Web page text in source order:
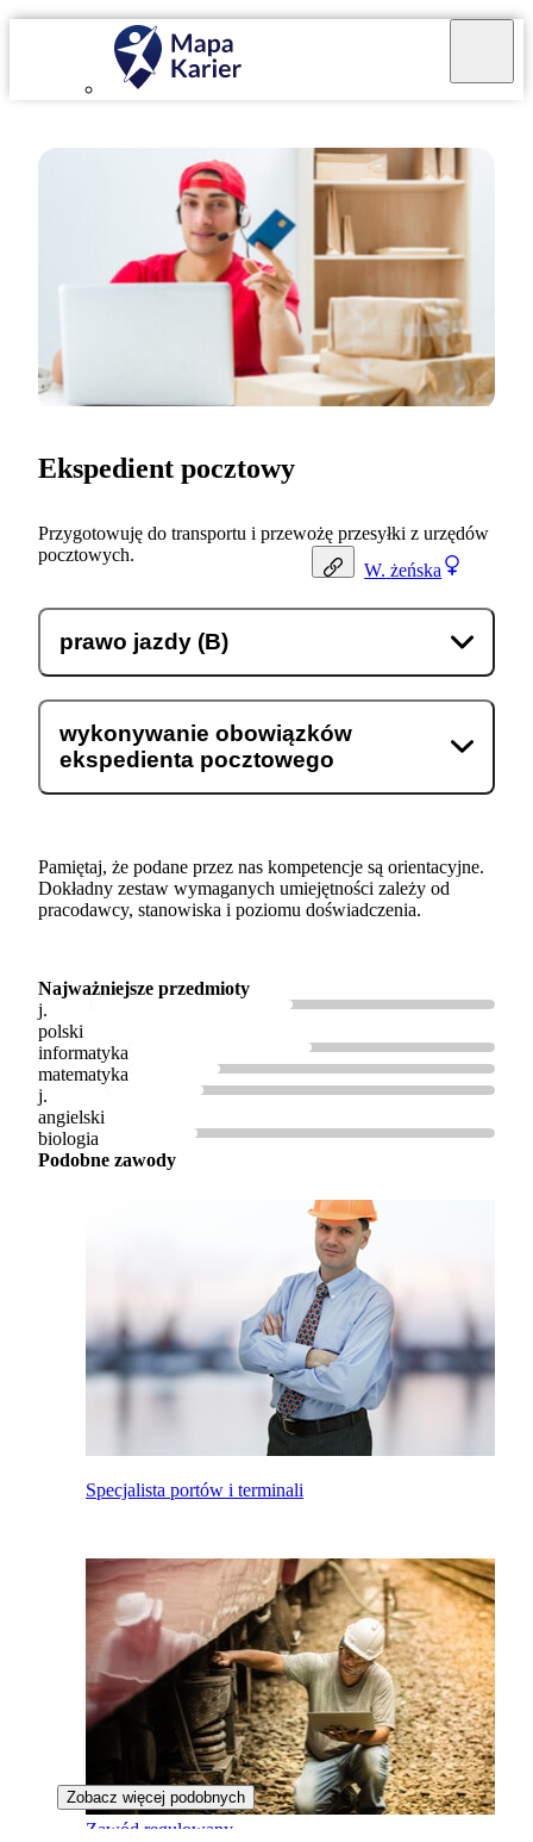
W. żeńska
Ekspedient pocztowy
Przygotowuję do transportu i przewożę przesyłki z urzędów
pocztowych.
prawo jazdy (B)
wykonywanie obowiązków
ekspedienta pocztowego
Pamiętaj, że podane przez nas kompetencje są orientacyjne.
Dokładny zestaw wymaganych umiejętności zależy od
pracodawcy, stanowiska i poziomu doświadczenia.
Najważniejsze przedmioty
j.
polski
informatyka
matematyka
j.
angielski
biologia
Podobne zawody
Specjalista portów i terminali
Zawód regulowany
Zobacz więcej podobnych